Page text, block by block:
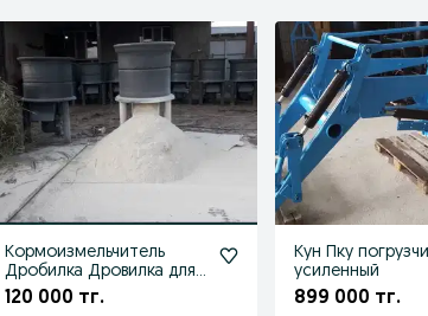
Кормоизмельчитель
Дробилка Дровилка для
зерна и сено кукуруз
120 000 тг.
Кун Пку
усиленный
899 000 тг.